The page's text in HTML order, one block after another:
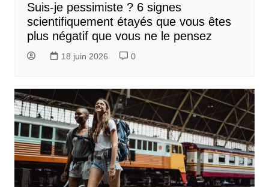
Suis-je pessimiste ? 6 signes
scientifiquement étayés que vous êtes
plus négatif que vous ne le pensez
18 juin 2026 0